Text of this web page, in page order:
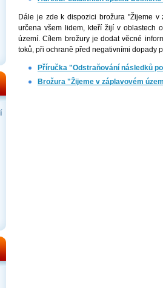
Dále je zde k dispozici brožura "Žijeme
určena všem lidem, kteří žijí v oblastech
území. Cílem brožury je dodat věcné
toků, při ochraně před negativními dopady
Příručka "Odstraňování následků
Brožura "Žijeme v záplavovém